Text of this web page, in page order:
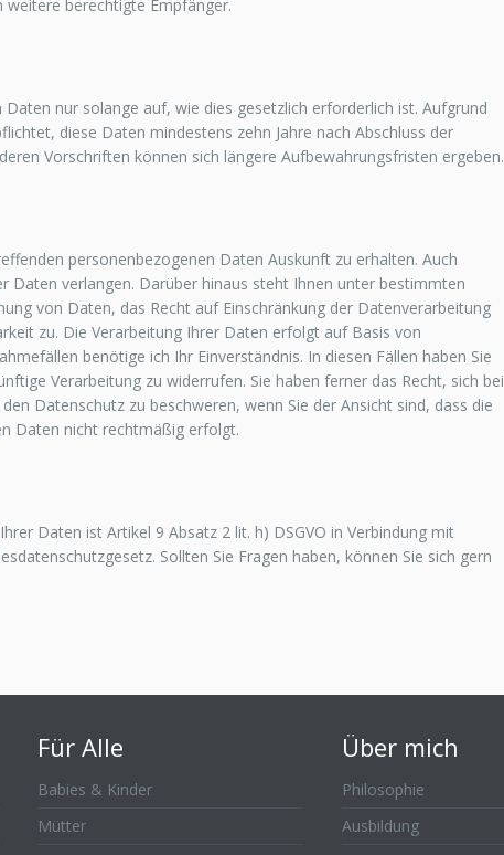
berechtigte Empfänger.
nur solange auf, wie dies gesetzlich erforderlich ist. Aufgrund
diese Daten mindestens zehn Jahre nach Abschluss der
Vorschriften können sich längere Aufbewahrungsfristen ergeben.
personenbezogenen Daten Auskunft zu erhalten. Auch
Daten verlangen. Darüber hinaus steht Ihnen unter bestimmten
von Daten, das Recht auf Einschränkung der Datenverarbeitung
zu. Die Verarbeitung Ihrer Daten erfolgt auf Basis von
benötige ich Ihr Einverständnis. In diesen Fällen haben Sie
Verarbeitung zu widerrufen. Sie haben ferner das Recht, sich bei
Datenschutz zu beschweren, wenn Sie der Ansicht sind, dass die
Daten nicht rechtmäßig erfolgt.
Daten ist Artikel 9 Absatz 2 lit. h) DSGVO in Verbindung mit
Sollten Sie Fragen haben, können Sie sich gern
Für Alle
Babies & Kinder
Mütter
Über mich
Philosophie
Ausbildung